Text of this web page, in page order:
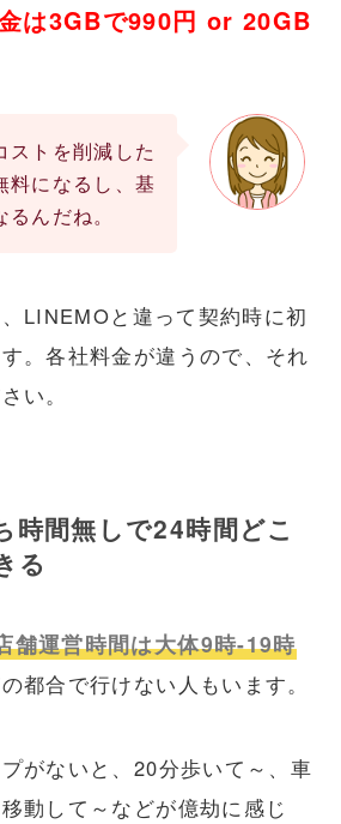
は3GBで990円 or 20GB
ストを削減した
料になるし、基
んだね。
LINEMOと違って契約時に初
。各社料金が違うので、それ
い。
時間無しで24時間どこ
る
舗運営時間は大体9時-19時
都合で行けない人もいます。
がないと、20分歩いて～、車
動して～などが億劫に感じ